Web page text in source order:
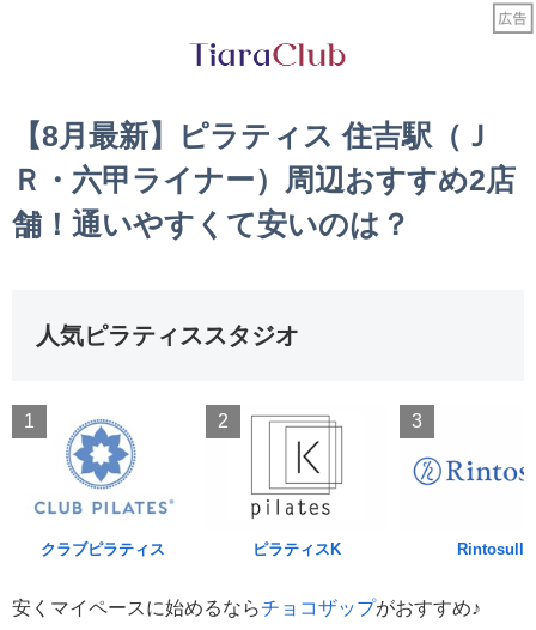
【8月最新】ピラティス 住吉駅（Ｊ
Ｒ・六甲ライナー）周辺おすすめ2店
舗！通いやすくて安いのは？
人気ピラティススタジオ
1
クラブピラティス
2
ピラティスK
3
Rintosull
安くマイペースに始めるならチョコザップがおすすめ♪